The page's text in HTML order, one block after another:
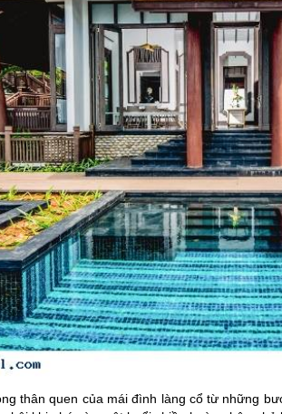
thân quen của mái đình làng cổ từ những